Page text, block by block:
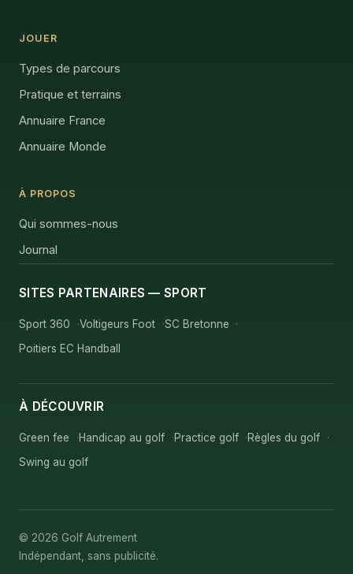
JOUER
Types de parcours
Pratique et terrains
Annuaire France
Annuaire Monde
À PROPOS
Qui sommes-nous
Journal
SITES PARTENAIRES — SPORT
Sport 360 Voltigeurs Foot
SC Bretonne
Poitiers EC Handball
À DÉCOUVRIR
Green fee Handicap au golf Practice golf
Règles du golf
Swing au golf
© 2026 Golf Autrement
Indépendant, sans publicité.